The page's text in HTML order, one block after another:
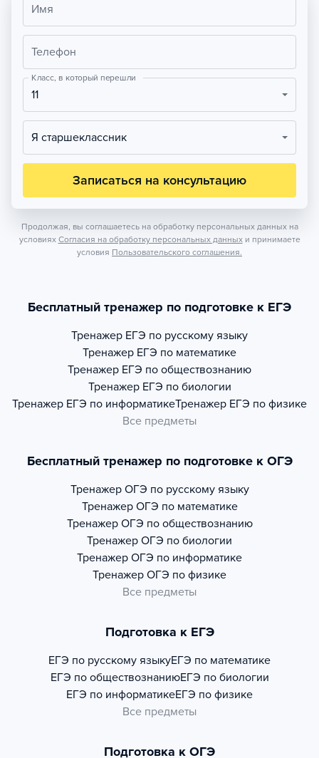
Имя
Телефон
Класс, в который перешли
11
Я старшеклассник
Записаться на консультацию
Продолжая, вы соглашаетесь на обработку персональных данных на
условиях Согласия на обработку персональных данных и принимаете
условия Пользовательского соглашения.
Бесплатный тренажер по подготовке к ЕГЭ
Тренажер ЕГЭ по русскому языку
Тренажер ЕГЭ по математике
Тренажер ЕГЭ по обществознанию
Тренажер ЕГЭ по биологии
Тренажер ЕГЭ по информатикеТренажер ЕГЭ по физике
Все предметы
Бесплатный тренажер по подготовке к ОГЭ
Тренажер ОГЭ по русскому языку
Тренажер ОГЭ по математике
Тренажер ОГЭ по обществознанию
Тренажер ОГЭ по биологии
Тренажер ОГЭ по информатике
Тренажер ОГЭ по физике
Все предметы
Подготовка к ЕГЭ
ЕГЭ по русскому языкуЕГЭ по математике
ЕГЭ по обществознаниюЕГЭ по биологии
ЕГЭ по информатикеЕГЭ по физике
Все предметы
Подготовка к ОГЭ